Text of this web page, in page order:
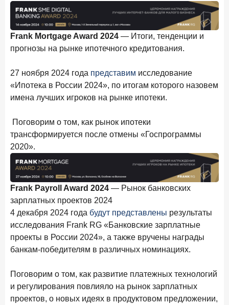
30 января 2026 года ИССЛЕДОВАНИЕ
Главные «болевые точки» бизнеса при открытии
расчетного счета в банках
26 января 2026 года ИССЛЕДОВАНИЕ
15 января 2026 года ИССЛЕДОВАНИЕ
По итогам декабря 2025 года объем выдач кредитов
Цифра дня
Средний срок ипотеки на вторичном рынке
23,3 лет
-0,76
год к году
29 декабря 2025 года
Четких целей в 2026-м и качественных «лошадей»!
25 декабря 2025 года ИССЛЕДОВАНИЕ
24 декабря 2025 года
Страховщики, УК, брокер-маркетплейсы: как новые
Frank Mortgage Award 2024 — Итоги, тенденции и
прогнозы на рынке ипотечного кредитования.
27 ноября 2024 года представим исследование
«Ипотека в России 2024», по итогам которого назовем
имена лучших игроков на рынке ипотеки.
Поговорим о том, как рынок ипотеки
трансформируется после отмены «Госпрограммы
2020».
Frank Payroll Award 2024 — Рынок банковских
зарплатных проектов 2024
4 декабря 2024 года будут представлены результаты
исследования Frank RG «Банковские зарплатные
проекты в России 2024», а также вручены награды
банкам-победителям в различных номинациях.
Поговорим о том, как развитие платежных технологий
и регулирования повлияло на рынок зарплатных
проектов, о новых идеях в продуктовом предложении,